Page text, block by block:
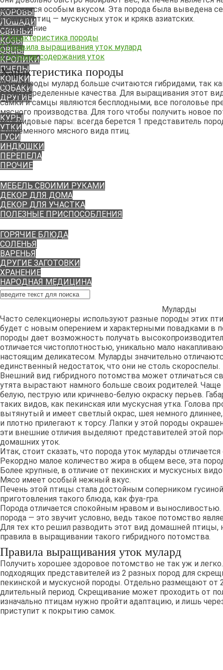
ЖИВОТНЫЕ
КОРОВЫ
ЛОШАДИ
СВИНЬИ
КОЗЫ
ОВЦЫ
КРОЛИКИ
ПЧЕЛЫ
КОШКИ
СОБАКИ
ДРУГИЕ
ПТИЦА
КУРЫ
УТКИ
ГУСИ
ИНДЮШКИ
ПЕРЕПЕЛА
ПРОЧИЕ
МЕБЕЛЬ СВОИМИ РУКАМИ
ДЕКОР ДЛЯ ДОМА
ДЕКОР ДЛЯ УЧАСТКА
ПОЛЕЗНЫЕ ПРИСПОСОБЛЕНИЯ
ГОРЯЧИЕ БЛЮДА
СОЛЕНЬЯ
ВАРЕНЬЯ
ДРУГИЕ ЗАГОТОВКИ
ХРАНЕНИЕ
НАРОДНАЯ МЕДИЦИНА
отличается особым вкусом. Эта порода была выведена
2 видов птиц — мускусных уток и крякв азиатских.
Содержание
1Характеристика породы
2Правила выращивания уток мулард
3Условия содержания уток
Характеристика породы
Утки породы мулард больше считаются гибридами, так
взяли определенные качества. Для выращивания этот
самки и самцы являются бесплодными, все поголовье
мясного производства. Для того чтобы получить новое
межвидовые пары: всегда берется 1 представитель
современного мясного вида птиц.
Муларды
Часто селекционеры используют разные породы этих
будет с новым оперением и характерными повадками в
породы дает возможность получать
отличается чистоплотностью, уникально мало
настоящим деликатесом. Муларды значительно
единственный недостаток, что они не столь скороспелы.
Внешний вид гибридного потомства может отличаться
утята вырастают намного больше своих родителей.
белую, пеструю или кричнево-белую окраску перьев.
таких видов, как пекинская или мускусная утка. Голова
вытянутый и имеет светлый окрас, шея немного
и плотно прилегают к торсу. Лапки у этой породы
эти внешние отличия выделяют представителей этой
домашних уток.
Итак, стоит сказать, что порода уток муларды
Рекордно малое количество жира в общем весе, эта
Более крупные, в отличие от пекинских и мускусных
Мясо имеет особый нежный вкус.
Печень этой птицы стала достойным соперником
приготовления такого блюда, как фуа-гра.
Порода отличается спокойным нравом и выносливостью.
порода — это звучит условно, ведь такое потомство
Для тех кто решил разводить этот вид домашней птицы,
правила в выращивании такого гибридного потомства.
Правила выращивания уток мулард
Получить хорошее здоровое потомство не так уж и
подходящих представителей из 2 разных пород для
пекинской и мускусной породы. Отдельно размещают от
длительный период. Скрещивание может проходить от
изначально птицам нужно пройти адаптацию, и лишь
приступит к покрытию самок.